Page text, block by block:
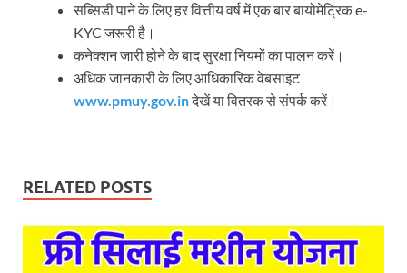
सब्सिडी पाने के लिए हर वित्तीय वर्ष में एक बार बायोमेट्रिक e-
KYC जरूरी है।
कनेक्शन जारी होने के बाद सुरक्षा नियमों का पालन करें।
अधिक जानकारी के लिए आधिकारिक वेबसाइट
www.pmuy.gov.inदेखें या वितरक से संपर्क करें।
RELATED POSTS